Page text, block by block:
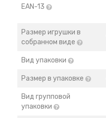
EAN-13
Размер игрушки в
собранном виде
Вид упаковки
Размер в упаковке
Вид групповой
упаковки